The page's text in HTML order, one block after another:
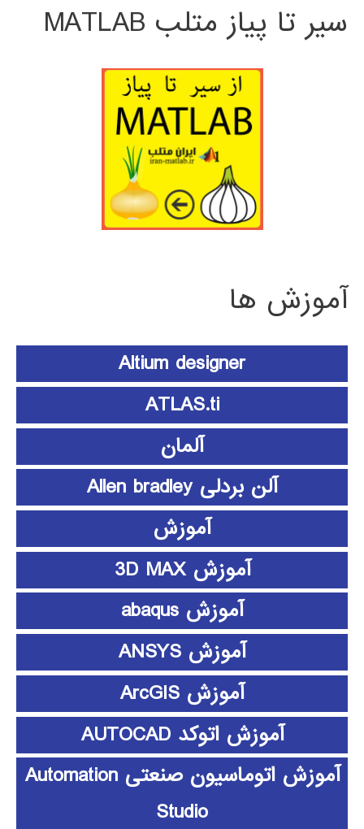
سیر تا پیاز متلب MATLAB
آموزش ها
Altium designer
ATLAS.ti
آلمان
آلن بردلی Allen bradley
آموزش
آموزش 3D MAX
آموزش abaqus
آموزش ANSYS
آموزش ArcGIS
آموزش اتوکد AUTOCAD
آموزش اتوماسیون صنعتی Automation
Studio